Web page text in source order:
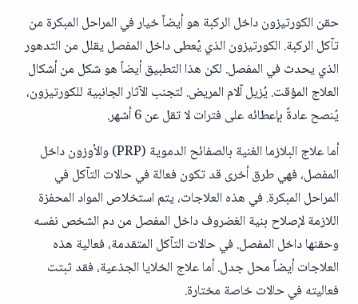
حقن الكورتيزون داخل الركبة هو أيضاً خيار في المراحل المبكرة من
تآكل الركبة. الكورتيزون الذي يُعطى داخل المفصل يقلل من التدهور
الذي يحدث في المفصل. لكن هذا التطبيق أيضاً هو شكل من أشكال
العلاج المؤقت. يُزيل آلام المريض. لتجنب الآثار الجانبية للكورتيزون،
يُنصح عادةً بإعطائه على فترات لا تقل عن 6 أشهر.
أما علاج البلازما الغنية بالصفائح الدموية (PRP) والأوزون داخل
المفصل، فهي طرق أخرى قد تكون فعالة في حالات التآكل في
المراحل المبكرة. في هذه العلاجات، يتم استخلاص المواد المحفزة
اللازمة لإصلاح بنية الغضروف داخل المفصل من دم الشخص نفسه
وحقنها داخل المفصل. في حالات التآكل المتقدمة، فعالية هذه
العلاجات أيضاً محل جدل. أما علاج الخلايا الجذعية، فقد ثبتت
فعاليته في حالات خاصة مختارة.